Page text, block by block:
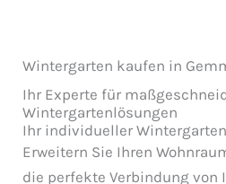
Wintergarten kaufen in
Ihr Experte für
Wintergartenlösungen
Ihr individueller
Erweitern Sie Ihren
die perfekte Verbindung von